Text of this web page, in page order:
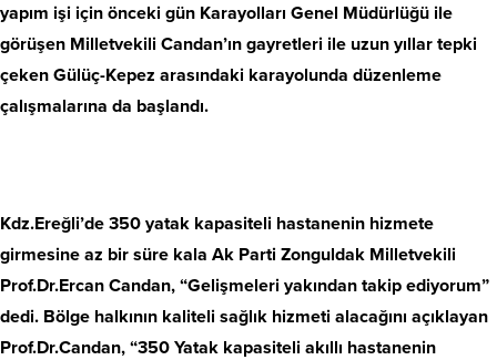
yapım işi için önceki gün Karayolları Genel Müdürlüğü ile
görüşen Milletvekili Candan’ın gayretleri ile uzun yıllar tepki
çeken Gülüç-Kepez arasındaki karayolunda düzenleme
çalışmalarına da başlandı.
Kdz.Ereğli’de 350 yatak kapasiteli hastanenin hizmete
girmesine az bir süre kala Ak Parti Zonguldak Milletvekili
Prof.Dr.Ercan Candan, “Gelişmeleri yakından takip ediyorum”
dedi. Bölge halkının kaliteli sağlık hizmeti alacağını açıklayan
Prof.Dr.Candan, “350 Yatak kapasiteli akıllı hastanenin